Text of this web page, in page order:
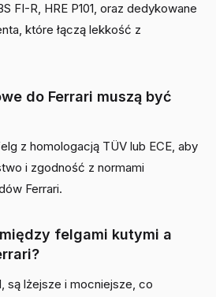
FI-R, HRE P101, oraz dedykowane
które łączą lekkość z
do Ferrari muszą być
z homologacją TÜV lub ECE, aby
i zgodność z normami
Ferrari.
felgami kutymi a
są lżejsze i mocniejsze, co